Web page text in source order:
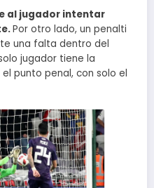
al jugador intentar
Por otro lado, un penalti
una falta dentro del
jugador tiene la
punto penal, con solo el